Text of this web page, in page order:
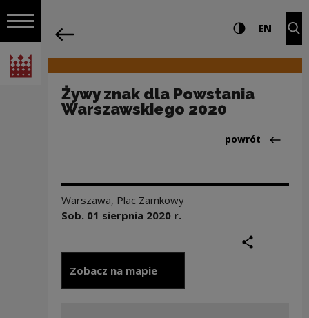
Włącz nawigację
Narodowe Centrum Kultury
Nawigacja Ustawienia i Wysoki
EN
Żywy znak dla Powstania
Warszawskiego 2020
Powrót
powrót
Warszawa, Plac Zamkowy
Sob. 01 sierpnia 2020r.
Zobacz na mapie